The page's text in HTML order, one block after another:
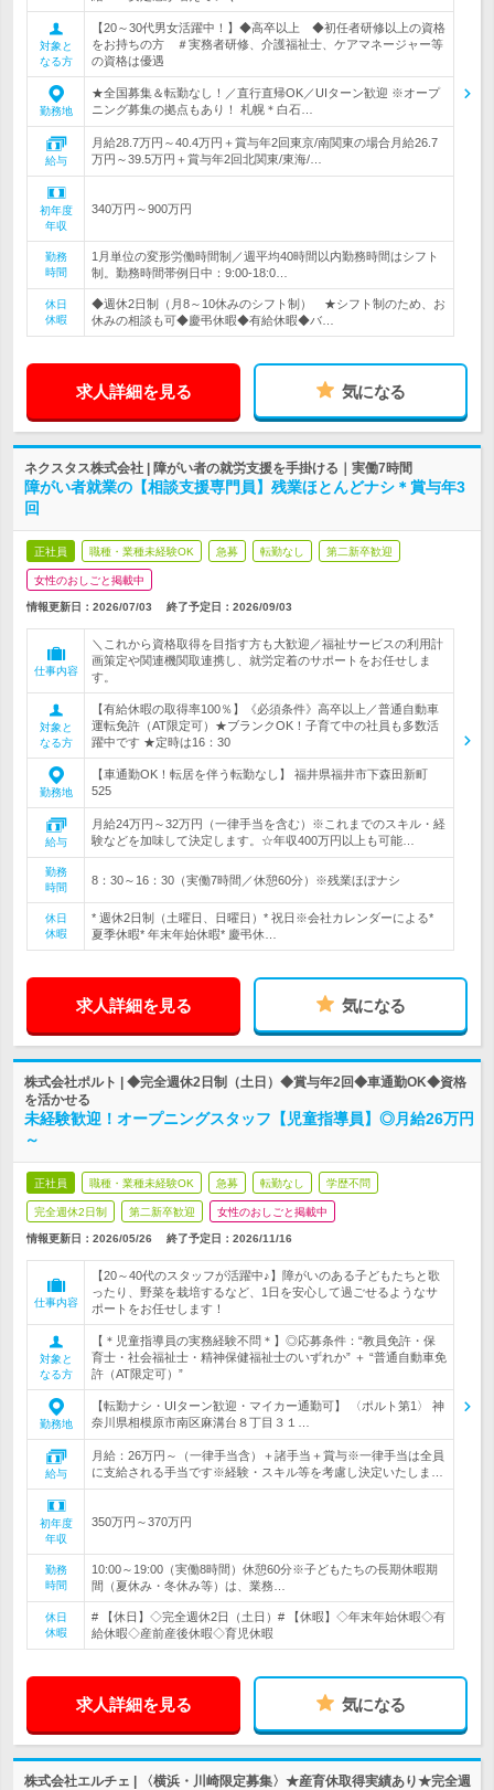
対象と
なる方
【20～30代男女活躍中！】◆高卒以上 ◆初任者研修以上の資格
をお持ちの方 ＃実務者研修、介護福祉士、ケアマネージャー等
の資格は優遇
勤務地
★全国募集＆転勤なし！／直行直帰OK／UIターン歓迎 ※オープ
ニング募集の拠点もあり！ 札幌＊白石…
給与
月給28.7万円～40.4万円＋賞与年2回東京/南関東の場合月給26.7
万円～39.5万円＋賞与年2回北関東/東海/…
初年度
年収
340万円～900万円
勤務
時間
1月単位の変形労働時間制／週平均40時間以内勤務時間はシフト
制。勤務時間帯例日中：9:00-18:0…
休日
休暇
◆週休2日制（月8～10休みのシフト制） ★シフト制のため、お
休みの相談も可◆慶弔休暇◆有給休暇◆バ…
求人詳細を見る 気になる
ネクスタス株式会社 | 障がい者の就労支援を手掛ける｜実働7時間
障がい者就業の【相談支援専門員】残業ほとんどナシ＊賞与年3
回
正社員 職種・業種未経験OK 急募 転勤なし 第二新卒歓迎
女性のおしごと掲載中
情報更新日：2026/07/03 終了予定日： 2026/09/03
仕事内容
＼これから資格取得を目指す方も大歓迎／福祉サービスの利用計
画策定や関連機関取連携し、就労定着のサポートをお任せしま
す。
対象と
なる方
【有給休暇の取得率100％】《必須条件》高卒以上／普通自動車
運転免許（AT限定可）★ブランクOK！子育て中の社員も多数活
躍中です ★定時は16：30
勤務地
【車通勤OK！転居を伴う転勤なし】 福井県福井市下森田新町
525
給与
月給24万円～32万円（一律手当を含む）※これまでのスキル・経
験などを加味して決定します。☆年収400万円以上も可能…
勤務
時間
8：30～16：30（実働7時間／休憩60分）※残業ほぼナシ
休日
休暇
* 週休2日制（土曜日、日曜日）* 祝日※会社カレンダーによる*
夏季休暇* 年末年始休暇* 慶弔休…
求人詳細を見る 気になる
株式会社ポルト | ◆完全週休2日制（土日）◆賞与年2回◆車通勤OK◆資格
を活かせる
未経験歓迎！オープニングスタッフ【児童指導員】◎月給26万円
～
正社員 職種・業種未経験OK 急募 転勤なし 学歴不問
完全週休2日制 第二新卒歓迎 女性のおしごと掲載中
情報更新日：2026/05/26 終了予定日： 2026/11/16
仕事内容
【20～40代のスタッフが活躍中♪】障がいのある子どもたちと歌
ったり、野菜を栽培するなど、1日を安心して過ごせるようなサ
ポートをお任せします！
対象と
なる方
【＊児童指導員の実務経験不問＊】◎応募条件：“教員免許・保
育士・社会福祉士・精神保健福祉士のいずれか” ＋ “普通自動車免
許（AT限定可）”
勤務地
【転勤ナシ・UIターン歓迎・マイカー通勤可】 〈ポルト第1〉 神
奈川県相模原市南区麻溝台８丁目３１…
給与
月給：26万円～（一律手当含）＋諸手当＋賞与※一律手当は全員
に支給される手当です※経験・スキル等を考慮し決定いたしま…
初年度
年収
350万円～370万円
勤務
時間
10:00～19:00（実働8時間）休憩60分※子どもたちの長期休暇期
間（夏休み・冬休み等）は、業務…
休日
休暇
# 【休日】◇完全週休2日（土日）# 【休暇】◇年末年始休暇◇有
給休暇◇産前産後休暇◇育児休暇
求人詳細を見る 気になる
株式会社エルチェ | 〈横浜・川崎限定募集〉★産育休取得実績あり★完全週